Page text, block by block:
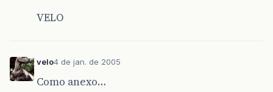
VELO
velo4 de jan. de 2005
Como anexo…